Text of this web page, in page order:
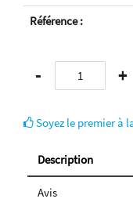
Référence :
- +
Soyez le premier à
Description
Avis